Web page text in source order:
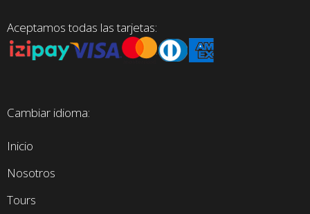
Aceptamos todas las tarjetas:
Cambiar idioma:
Inicio
Nosotros
Tours